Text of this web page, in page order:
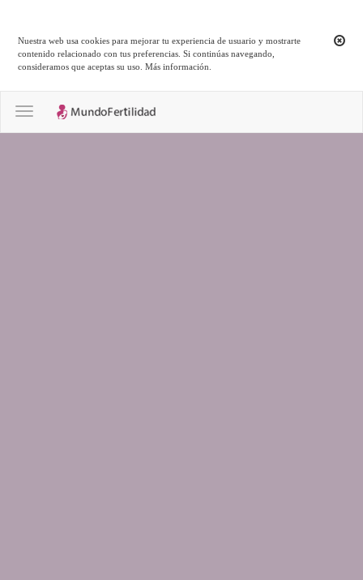
Nuestra web usa cookies para mejorar tu experiencia de usuario y mostrarte
contenido relacionado con tus preferencias. Si continúas navegando,
consideramos que aceptas su uso.Más información
Toggle navigation